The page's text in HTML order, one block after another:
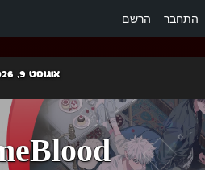
התחבר הרשם
content
אוגוסט 9, 2026